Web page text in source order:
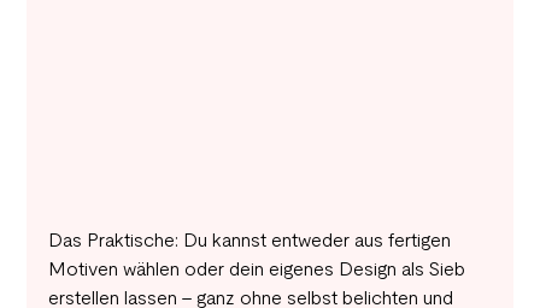
Das Praktische: Du kannst entweder aus fertigen
Motiven wählen oder dein eigenes Design als Sieb
erstellen lassen – ganz ohne selbst belichten und